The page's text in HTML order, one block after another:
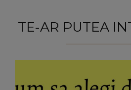
TE-AR PUTEA